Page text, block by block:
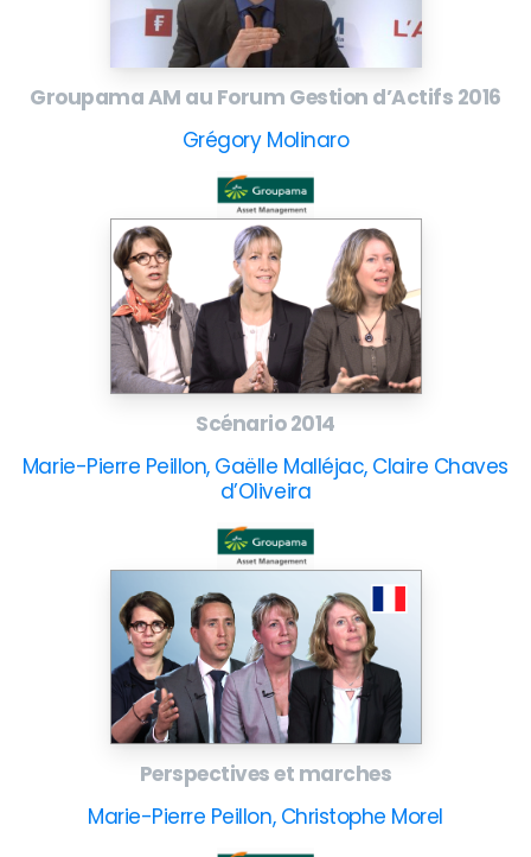
Groupama AM au Forum Gestion d’Actifs 2016
Grégory Molinaro
Scénario 2014
Marie-Pierre Peillon, Gaëlle Malléjac, Claire Chaves
d’Oliveira
Perspectives et marches
Marie-Pierre Peillon, Christophe Morel